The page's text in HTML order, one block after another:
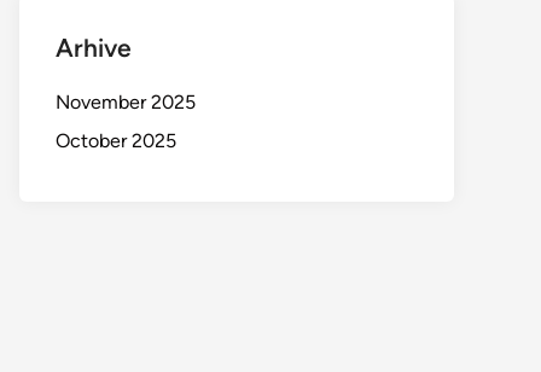
Arhive
November 2025
October 2025